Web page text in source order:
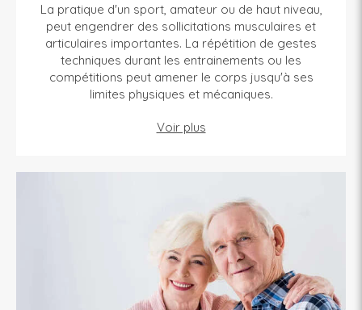
La pratique d'un sport, amateur ou de haut niveau,
peut engendrer des sollicitations musculaires et
articulaires importantes. La répétition de gestes
techniques durant les entrainements ou les
compétitions peut amener le corps jusqu'à ses
limites physiques et mécaniques.
Voir plus